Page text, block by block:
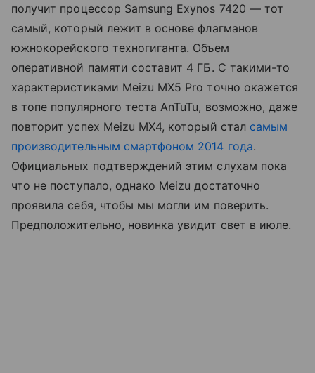
получит процессор Samsung Exynos 7420 — тот
самый, который лежит в основе флагманов
южнокорейского техногиганта. Объем
оперативной памяти составит 4 ГБ. С такими-то
характеристиками Meizu MX5 Pro точно окажется
в топе популярного теста AnTuTu, возможно, даже
повторит успех Meizu MX4, который стал самым
производительным смартфоном 2014 года.
Официальных подтверждений этим слухам пока
что не поступало, однако Meizu достаточно
проявила себя, чтобы мы могли им поверить.
Предположительно, новинка увидит свет в июле.